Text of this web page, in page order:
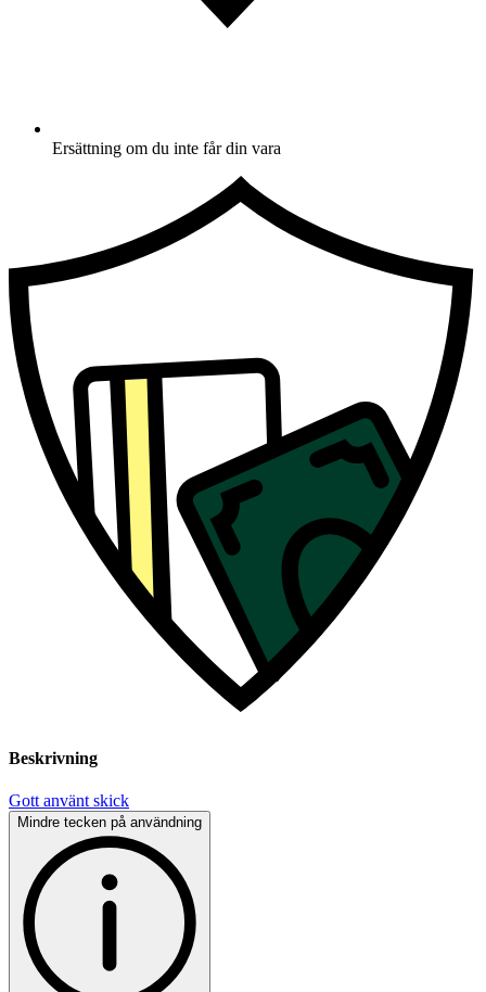
Ersättning om du inte får din vara
Beskrivning
Gott använt skick
Mindre tecken på användning